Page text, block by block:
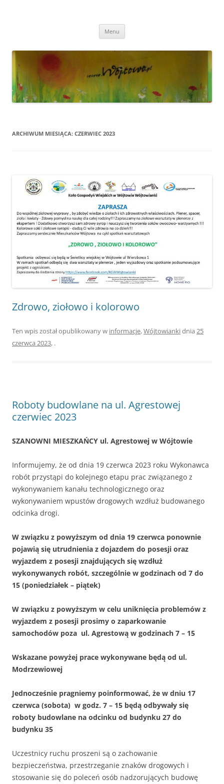
Menu
ARCHIWUM MIESIĄCA: CZERWIEC 2023
Zdrowo, ziołowo i kolorowo
Ten wpis został opublikowany w informacje,Wójtowiankidnia 25
czerwca 2023, .
Roboty budowlane na ul. Agrestowej
czerwiec 2023
SZANOWNI MIESZKAŃCY ul. Agrestowej w Wójtowie
Informujemy, że od dnia 19 czerwca 2023 roku Wykonawca
robót przystąpi do kolejnego etapu prac związanego z
wykonywaniem kanału technologicznego oraz
wykonywaniem wpustów drogowych wzdłuż budowanego
odcinka drogi.
W związku z powyższym od dnia 19 czerwca ponownie
pojawią się utrudnienia z dojazdem do posesji oraz
wyjazdem z posesji znajdujących się wzdłuż
wykonywanych robót, szczególnie w godzinach od 7 do
15 (poniedziałek – piątek)
W związku z powyższym w celu uniknięcia problemów z
wyjazdem z posesji prosimy o zaparkowanie
samochodów poza ul. Agrestową w godzinach 7 – 15
Wskazane powyżej prace wykonywane będą od ul.
Modrzewiowej
Jednocześnie pragniemy poinformować, że w dniu 17
czerwca (sobota) w godz. 7 – 15 będą odbywały się
roboty budowlane na odcinku od budynku 27 do
budynku 35
Uczestnicy ruchu proszeni są o zachowanie
bezpieczeństwa, przestrzeganie znaków drogowych i
stosowanie się do poleceń osób nadzorujących budowę